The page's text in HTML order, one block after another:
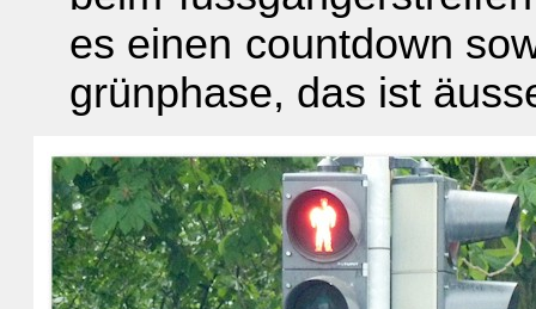
es einen countdown
grünphase, das ist